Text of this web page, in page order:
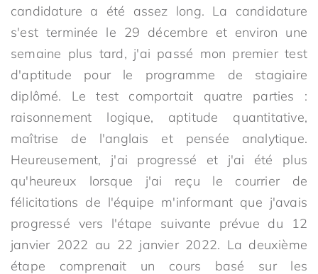
candidature a été assez long. La candidature
s'est terminée le 29 décembre et environ une
semaine plus tard, j'ai passé mon premier test
d'aptitude pour le programme de stagiaire
diplômé. Le test comportait quatre parties :
raisonnement logique, aptitude quantitative,
maîtrise de l'anglais et pensée analytique.
Heureusement, j'ai progressé et j'ai été plus
qu'heureux lorsque j'ai reçu le courrier de
félicitations de l'équipe m'informant que j'avais
progressé vers l'étape suivante prévue du 12
janvier 2022 au 22 janvier 2022. La deuxième
étape comprenait un cours basé sur les